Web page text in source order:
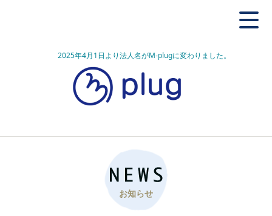
2025年4月1日より法人名がM-plugに変わりました。
お知らせ